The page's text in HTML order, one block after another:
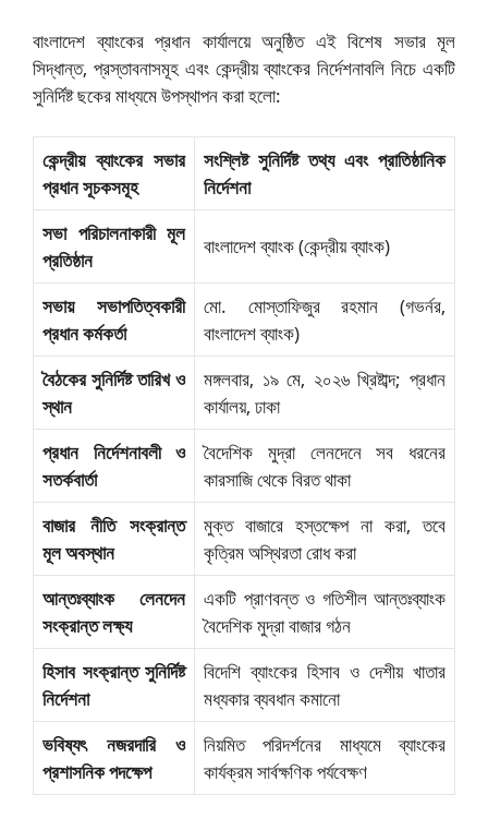
বাংলাদেশ ব্যাংকের প্রধান কার্যালয়ে অনুষ্ঠিত এই বিশেষ সভার মূল
সিদ্ধান্ত, প্রস্তাবনাসমূহ এবং কেন্দ্রীয় ব্যাংকের নির্দেশনাবলি নিচে একটি
সুনির্দিষ্ট ছকের মাধ্যমে উপস্থাপন করা হলো:
কেন্দ্রীয় ব্যাংকের সভার
প্রধান সূচকসমূহ
সংশ্লিষ্ট সুনির্দিষ্ট তথ্য এবং প্রাতিষ্ঠানিক
নির্দেশনা
সভা পরিচালনাকারী মূল
প্রতিষ্ঠান
বাংলাদেশ ব্যাংক (কেন্দ্রীয় ব্যাংক)
সভায় সভাপতিত্বকারী
প্রধান কর্মকর্তা
মো. মোস্তাফিজুর রহমান (গভর্নর,
বাংলাদেশ ব্যাংক)
বৈঠকের সুনির্দিষ্ট তারিখ ও
স্থান
মঙ্গলবার, ১৯ মে, ২০২৬ খ্রিষ্টাব্দ; প্রধান
কার্যালয়, ঢাকা
প্রধান নির্দেশনাবলী ও
সতর্কবার্তা
বৈদেশিক মুদ্রা লেনদেনে সব ধরনের
কারসাজি থেকে বিরত থাকা
বাজার নীতি সংক্রান্ত
মূল অবস্থান
মুক্ত বাজারে হস্তক্ষেপ না করা, তবে
কৃত্রিম অস্থিরতা রোধ করা
আন্তঃব্যাংক লেনদেন
সংক্রান্ত লক্ষ্য
একটি প্রাণবন্ত ও গতিশীল আন্তঃব্যাংক
বৈদেশিক মুদ্রা বাজার গঠন
হিসাব সংক্রান্ত সুনির্দিষ্ট
নির্দেশনা
বিদেশি ব্যাংকের হিসাব ও দেশীয় খাতার
মধ্যকার ব্যবধান কমানো
ভবিষ্যৎ নজরদারি ও
প্রশাসনিক পদক্ষেপ
নিয়মিত পরিদর্শনের মাধ্যমে ব্যাংকের
কার্যক্রম সার্বক্ষণিক পর্যবেক্ষণ